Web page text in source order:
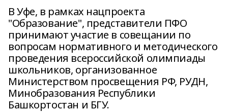
В Уфе, в рамках нацпроекта
"Образование", представители ПФО
принимают участие в совещании по
вопросам нормативного и методического
проведения всероссийской олимпиады
школьников, организованное
Министерством просвещения РФ, РУДН,
Минобразования Республики
Башкортостан и БГУ.